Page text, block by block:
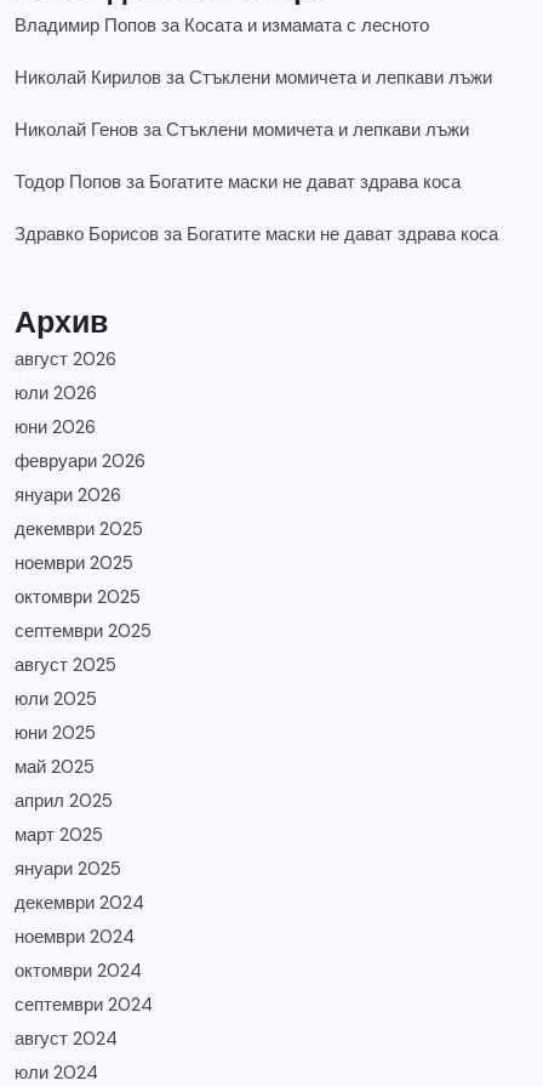
Владимир Попов за Косата и измамата с лесното
Николай Кирилов заСтъклени момичета и лепкави лъжи
Николай Генов заСтъклени момичета и лепкави лъжи
Тодор Попов за Богатите маски не дават здрава коса
Здравко Борисов за Богатите маски не дават здрава коса
Архив
август 2026
юли 2026
юни 2026
февруари 2026
януари 2026
декември 2025
ноември 2025
октомври 2025
септември 2025
август 2025
юли 2025
юни 2025
май 2025
април 2025
март 2025
януари 2025
декември 2024
ноември 2024
октомври 2024
септември 2024
август 2024
юли 2024